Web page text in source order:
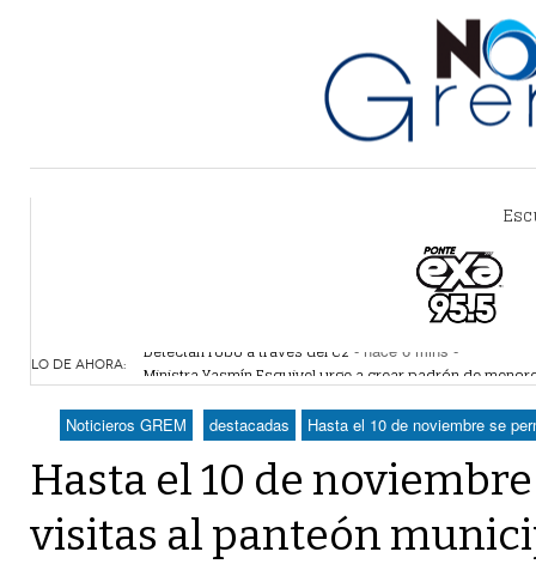
LO DE AHORA:
Ministra Yasmín Esquivel urge a crear padrón de
Sistema Vial Revolución-Vasconcelos tiene un avance
No hubo daños a obras del Sistema Vial Abastos-
Coparmex Laguna se reunirá con CFE la próxima
Noticieros GREM destacadas Hasta el 10 de noviembre se
Hasta el 10 de
visitas al panteón